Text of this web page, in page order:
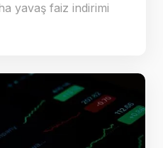
yavaş faiz indirimi